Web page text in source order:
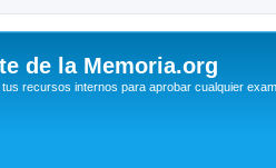
de la Memoria.org
recursos internos para aprobar cualquier